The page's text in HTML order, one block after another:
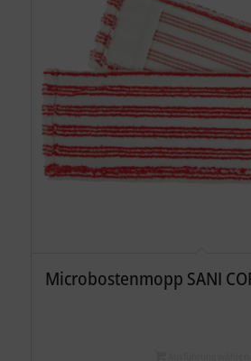
Microbostenmopp SANI